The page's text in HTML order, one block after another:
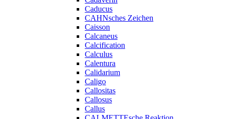
Caducus
CAHNsches Zeichen
Caisson
Calcaneus
Calcification
Calculus
Calentura
Calidarium
Caligo
Callositas
Callosus
Callus